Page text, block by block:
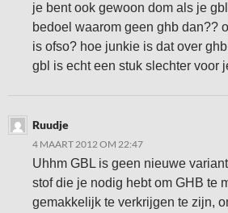
je bent ook gewoon dom als je
bedoel waarom geen ghb dan??
is ofso? hoe junkie is dat over
gbl is echt een stuk slechter voor
Ruudje
4 MAART 2012 OM 22:47
Uhhm GBL is geen nieuwe
stof die je nodig hebt om GHB te
gemakkelijk te verkrijgen te zijn,